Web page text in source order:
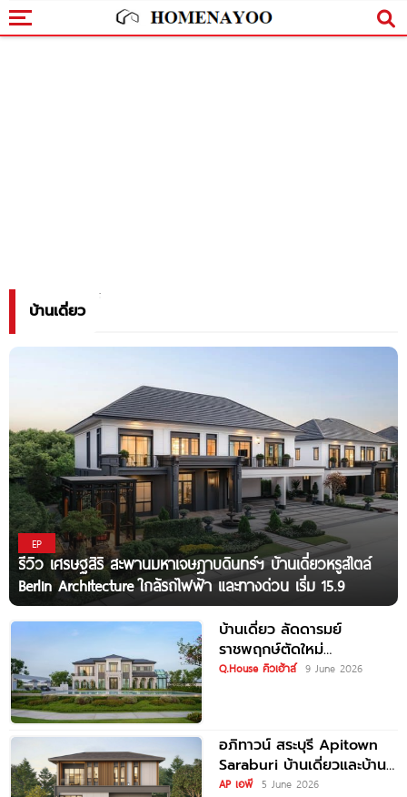
บ้านเดี่ยว
EP
รีวิว เศรษฐสิริ สะพานมหาเจษฎาบดินทร์ฯ บ้านเดี่ยวหรูสไตล์
Berlin Architecture​ ใกล้รถไฟฟ้า และทางด่วน เริ่ม 15.9
บ้านเดี่ยว ลัดดารมย์
ราชพฤกษ์ตัดใหม่
Laddarom New
Q.House คิวเฮ้าส์ 9 June 2026
อภิทาวน์ สระบุรี Apitown
Saraburi บ้านเดี่ยวและบ้าน
แฝด ฟังก์ชันใหญ่ ทำเลติด
AP เอพี 5 June 2026